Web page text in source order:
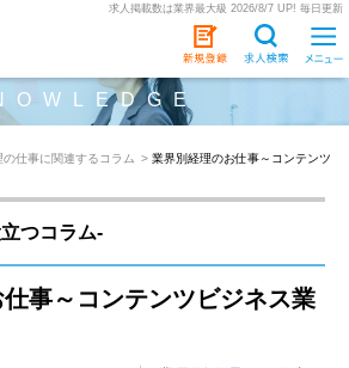
求人掲載数は業界最大級 2026/8/7 UP! 毎日更新
の仕事に関連するコラム > 業界別経理のお仕事～コンテンツ
つコラム-
事～コンテンツビジネス業